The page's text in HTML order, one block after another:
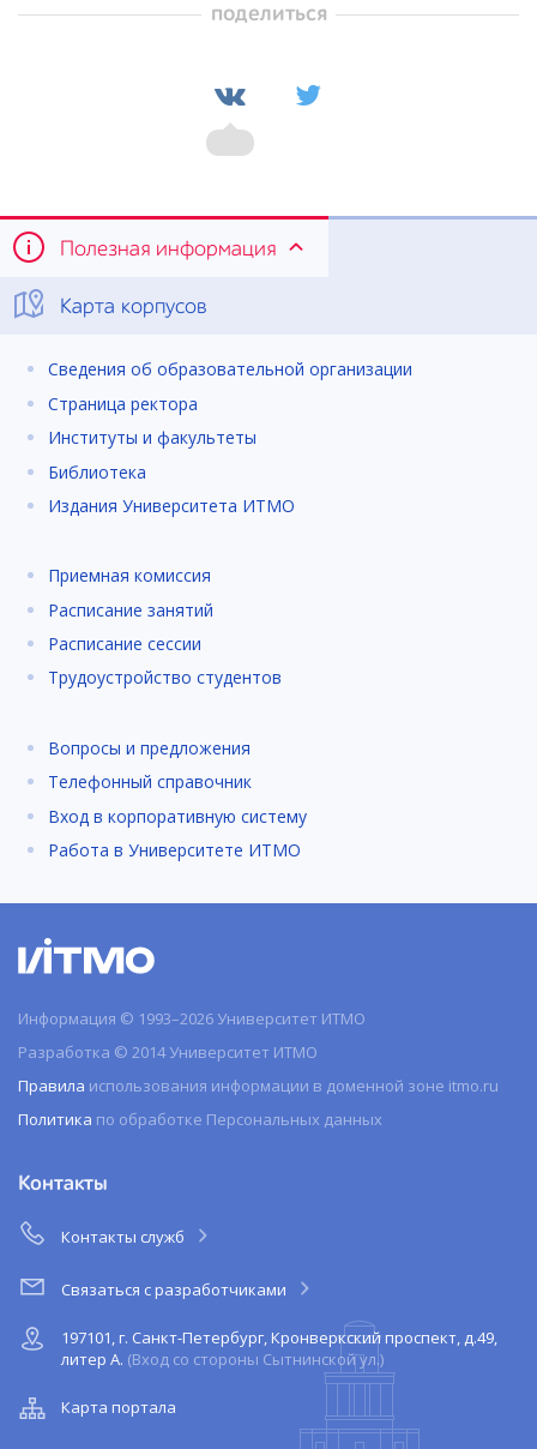
поделиться
Полезная информация
Карта корпусов
Сведения об образовательной организации
Страница ректора
Институты и факультеты
Библиотека
Издания Университета ИТМО
Приемная комиссия
Расписание занятий
Расписание сессии
Трудоустройство студентов
Вопросы и предложения
Телефонный справочник
Вход в корпоративную систему
Работа в Университете ИТМО
Информация © 1993–2026 Университет ИТМО
Разработка © 2014 Университет ИТМО
Правила использования информации в доменной зоне itmo.ru
Политика по обработке Персональных данных
Контакты
Контакты служб
Связаться с разработчиками
197101, г. Санкт-Петербург, Кронверкский проспект, д.49,
литер А. (Вход со стороны Сытнинской ул.)
Карта портала